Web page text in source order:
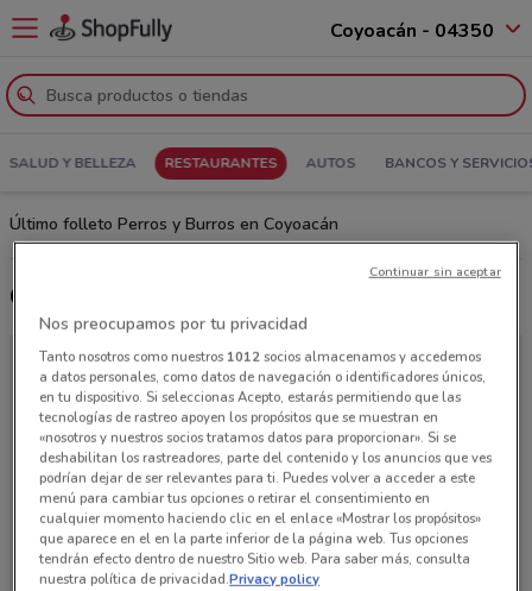
Coyoacán - 04350
SALUD Y BELLEZA RESTAURANTES AUTOS BANCOS Y
Último folleto Perros y Burros en Coyoacán
Coupones y Ofertas
Nos preocupamos por tu privacidad
Tanto nosotros como nuestros 1012socios almacenamos y accedemos
a datos personales, como datos de navegación o identificadores únicos,
en tu dispositivo. Si seleccionas Acepto, estarás permitiendo que las
tecnologías de rastreo apoyen los propósitos que se muestran en
«nosotros y nuestros socios tratamos datos para proporcionar». Si se
deshabilitan los rastreadores, parte del contenido y los anuncios que ves
podrían dejar de ser relevantes para ti. Puedes volver a acceder a este
menú para cambiar tus opciones o retirar el consentimiento en
cualquier momento haciendo clic en el enlace «Mostrar los propósitos»
que aparece en el en la parte inferior de la página web. Tus opciones
tendrán efecto dentro de nuestro Sitio web. Para saber más, consulta
nuestra política de privacidad.Privacy policy
Continuar sin aceptar